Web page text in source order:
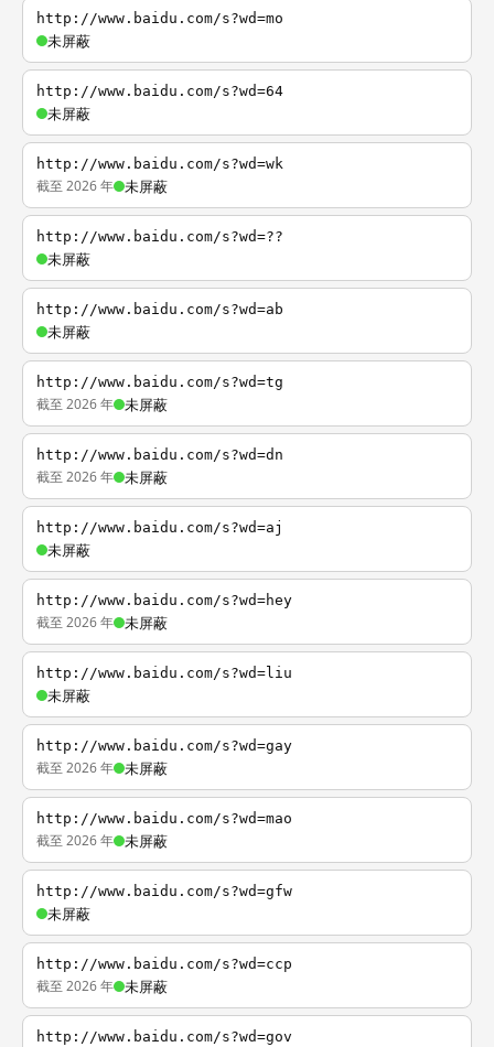
http://www.baidu.com/s?wd=mo
未屏蔽
http://www.baidu.com/s?wd=64
未屏蔽
http://www.baidu.com/s?wd=wk
截至 2026 年 未屏蔽
http://www.baidu.com/s?wd=??
未屏蔽
http://www.baidu.com/s?wd=ab
未屏蔽
http://www.baidu.com/s?wd=tg
截至 2026 年 未屏蔽
http://www.baidu.com/s?wd=dn
截至 2026 年 未屏蔽
http://www.baidu.com/s?wd=aj
未屏蔽
http://www.baidu.com/s?wd=hey
截至 2026 年 未屏蔽
http://www.baidu.com/s?wd=liu
未屏蔽
http://www.baidu.com/s?wd=gay
截至 2026 年 未屏蔽
http://www.baidu.com/s?wd=mao
截至 2026 年 未屏蔽
http://www.baidu.com/s?wd=gfw
未屏蔽
http://www.baidu.com/s?wd=ccp
截至 2026 年 未屏蔽
http://www.baidu.com/s?wd=gov